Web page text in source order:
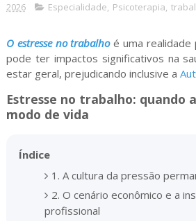
2026
Especialidade, Psicoterapia,
O estresse no trabalhoé uma realidade
pode ter impactos significativos na
estar geral, prejudicando inclusive a
Estresse no trabalho: quando
modo de vida
Índice
1. A cultura da pressão
2. O cenário econômico e a
profissional